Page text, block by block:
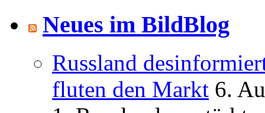
Neues im BildBlog
Russland
fluten den Markt 6.